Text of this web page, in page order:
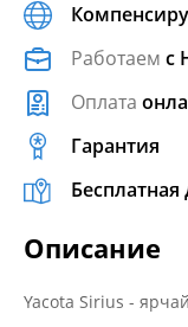
Работаем с
Оплата
Гарантия
Бесплатная
Описание
Yacota Sirius -